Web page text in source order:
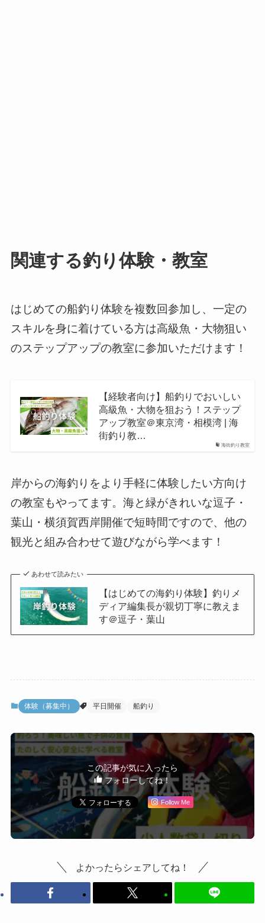
関連する釣り体験・教室
はじめての船釣り体験を複数回参加し、一定の
スキルを身に着けている方は高級魚・大物狙い
のステップアップの教室に参加いただけます！
海街釣り教室
【経験者向け】船釣りでおいしい
高級魚・大物を狙おう！ステップ
アップ教室＠東京湾・相模湾 | 海
街釣り教…
岸からの海釣りをより手軽に体験したい方向け
の教室もやってます。海と緑がきれいな逗子・
葉山・横須賀西岸開催で短時間ですので、他の
観光と組み合わせて遊びながら学べます！
あわせて読みたい
【はじめての海釣り体験】釣りメ
ディア編集長が親切丁寧に教えま
す＠逗子・葉山
体験（募集中） 平日開催 船釣り
この記事が気に入ったら
フォローしてね！
Follow Me
よかったらシェアしてね！